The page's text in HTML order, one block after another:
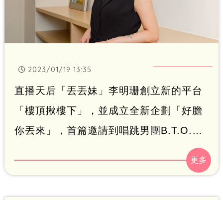
2023/01/19 13:35
直播天后「丟丟妹」李明珊創立新的平台
「樓頂揪樓下」，並成立全新企劃「好膽
你丟來」，首篇邀請到唱跳男團B.T.O.D
與金鐘演員梁舒涵，B.T.O.D與梁舒涵近
期合作新歌〈要不要約一下〉，這次他們